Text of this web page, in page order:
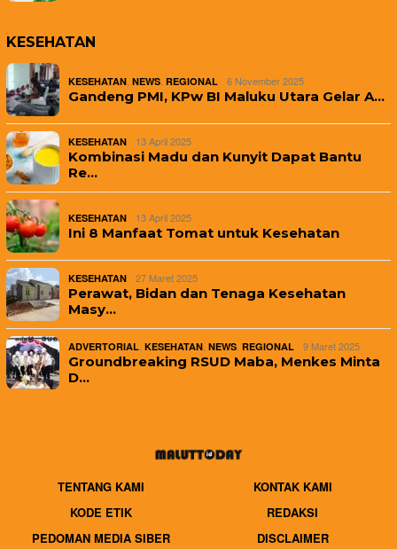
KESEHATAN
KESEHATAN NEWS REGIONAL 6 November 2025
Gandeng PMI, KPw BI Maluku Utara Gelar A…
KESEHATAN 13 April 2025
Kombinasi Madu dan Kunyit Dapat Bantu
Re…
KESEHATAN 13 April 2025
Ini 8 Manfaat Tomat untuk Kesehatan
KESEHATAN 27 Maret 2025
Perawat, Bidan dan Tenaga Kesehatan
Masy…
ADVERTORIAL KESEHATAN NEWS REGIONAL 9 Maret 2025
Groundbreaking RSUD Maba, Menkes Minta
D…
TENTANG KAMI
KONTAK KAMI
KODE ETIK
REDAKSI
PEDOMAN MEDIA SIBER
DISCLAIMER